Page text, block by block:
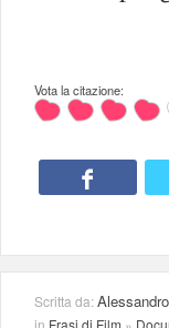
Vota la citazione:
Scritta da: